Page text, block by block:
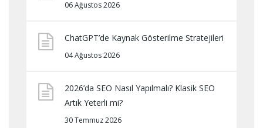
06 Ağustos 2026
ChatGPT’de Kaynak Gösterilme Stratejileri
04 Ağustos 2026
2026’da SEO Nasıl Yapılmalı? Klasik SEO
Artık Yeterli mi?
30 Temmuz 2026